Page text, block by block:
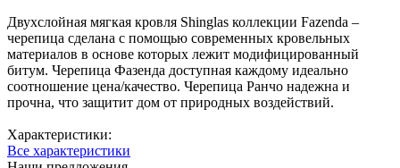
Двухслойная мягкая кровля Shinglas коллекции Fazenda –
черепица сделана с помощью современных кровельных
материалов в основе которых лежит модифицированный
битум. Черепица Фазенда доступная каждому идеально
соотношение цена/качество. Черепица Ранчо надежна и
прочна, что защитит дом от природных воздействий.
Характеристики:
Все характеристики